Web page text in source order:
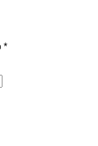
*Obligatorio